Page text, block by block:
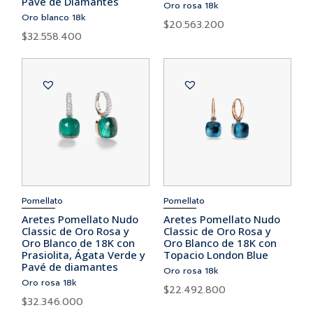
Oro blanco 18k
$32.558.400
Oro rosa 18k
$20.563.200
Pomellato
Aretes Pomellato Nudo
Classic de Oro Rosa y
Oro Blanco de 18K con
Prasiolita, Ágata Verde y
Pavé de diamantes
Oro rosa 18k
$32.346.000
Pomellato
Aretes Pomellato Nudo
Classic de Oro Rosa y
Oro Blanco de 18K con
Topacio London Blue
Oro rosa 18k
$22.492.800